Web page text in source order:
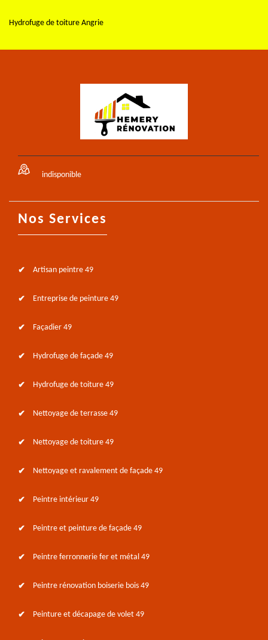
Hydrofuge de toiture Angrie
indisponible
Nos Services
Artisan peintre 49
Entreprise de peinture 49
Façadier 49
Hydrofuge de façade 49
Hydrofuge de toiture 49
Nettoyage de terrasse 49
Nettoyage de toiture 49
Nettoyage et ravalement de façade 49
Peintre intérieur 49
Peintre et peinture de façade 49
Peintre ferronnerie fer et métal 49
Peintre rénovation boiserie bois 49
Peinture et décapage de volet 49